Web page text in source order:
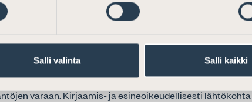
Salli valinta Salli kaikki
edellytyksistä
panttausten ja muiden oikeuksien
säännelty varsin niukasti. Myös kirjaamisen
selvitysten sisältö jää monelta osin avoimeksi ja
varaan. Kirjaamis- ja esineoikeudellisesti lähtökohta